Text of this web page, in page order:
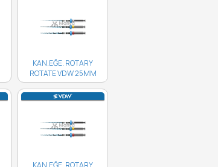
KAN.EĞE. ROTARY
ROTATE VDW 25MM
40/04 4'LÜ..
KAN.EĞE. ROTARY